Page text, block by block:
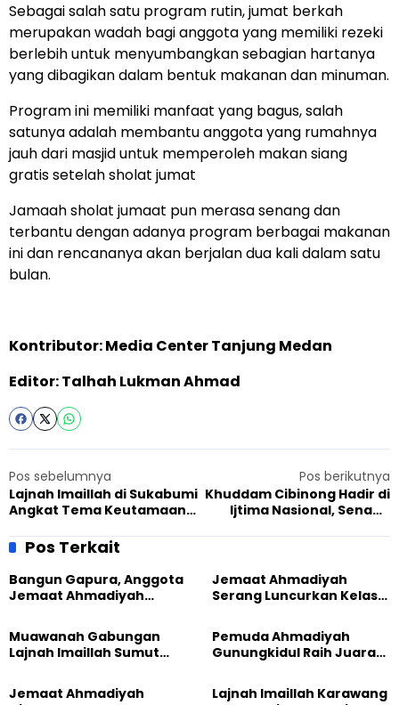
Sebagai salah satu program rutin, jumat berkah
merupakan wadah bagi anggota yang memiliki rezeki
berlebih untuk menyumbangkan sebagian hartanya
yang dibagikan dalam bentuk makanan dan minuman.
Program ini memiliki manfaat yang bagus, salah
satunya adalah membantu anggota yang rumahnya
jauh dari masjid untuk memperoleh makan siang
gratis setelah sholat jumat
Jamaah sholat jumaat pun merasa senang dan
terbantu dengan adanya program berbagai makanan
ini dan rencananya akan berjalan dua kali dalam satu
bulan.
Kontributor: Media Center Tanjung Medan
Editor: Talhah Lukman Ahmad
Pos sebelumnya
Lajnah Imaillah di Sukabumi
Angkat Tema Keutamaan
Moral
Pos berikutnya
Khuddam Cibinong Hadir di
Ijtima Nasional, Senang
Pos Terkait
Bangun Gapura, Anggota
Jemaat Ahmadiyah
Sambut HUT RI ke-81
Jemaat Ahmadiyah
Serang Luncurkan Kelas
Generasi Unggul
Muawanah Gabungan
Lajnah Imaillah Sumut
hingga Edukasi Tangani
Sampah
Pemuda Ahmadiyah
Gunungkidul Raih Juara
Jemaat Ahmadiyah
Lajnah Imaillah Karawang